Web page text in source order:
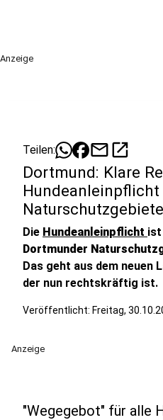
Anzeige
Teilen: mailopen_in_new
Dortmund: Klare
Hundeanleinpflicht
Die Hundeanleinpflicht
Dortmunder
Das geht aus dem neuen
der nun rechtskräftig ist.
Veröffentlicht: Freitag,
Anzeige
"Wegegebot" für alle